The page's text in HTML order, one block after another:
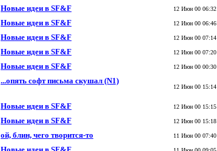
Hовые идеи в SF&F 12 Июн 00 06:32
Hовые идеи в SF&F 12 Июн 00 06:46
Hовые идеи в SF&F 12 Июн 00 07:14
Hовые идеи в SF&F 12 Июн 00 07:20
Hовые идеи в SF&F 12 Июн 00 00:30
...опять софт письма скушал (N1)
12 Июн 00 15:14
Hовые идеи в SF&F 12 Июн 00 15:15
Hовые идеи в SF&F 12 Июн 00 15:18
ой, блин, чего твоpится-то 11 Июн 00 07:40